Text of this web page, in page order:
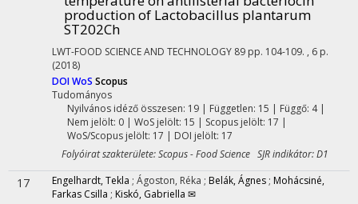
production of Lactobacillus plantarum
ST202Ch
LWT-FOOD SCIENCE AND TECHNOLOGY 89 pp. 104-109. , 6 p.
(2018)
DOIWoS Scopus
Tudományos
Nyilvános idéző összesen: 19| Független: 15 | Függő: 4 |
Nem jelölt: 0 | WoS jelölt: 15 | Scopus jelölt: 17 |
WoS/Scopus jelölt: 17 | DOI jelölt: 17
Folyóirat szakterülete: Scopus - Food Science SJR indikátor: D1
17 Engelhardt, Tekla ; Ágoston, Réka ; Belák, Ágnes ; Mohácsiné,
Farkas Csilla ; Kiskó, Gabriella ✉